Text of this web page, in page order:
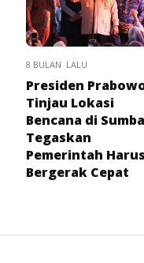
8 BULAN LALU
Presiden
Tinjau Lokasi
Bencana di
Tegaskan
Pemerintah Harus
Bergerak Cepat